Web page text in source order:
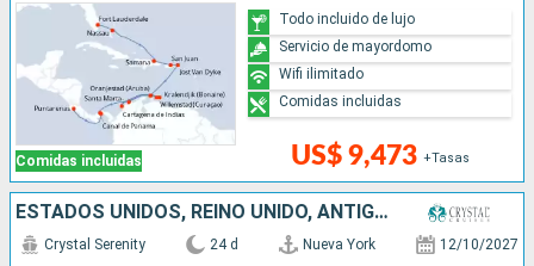
Comidas incluidas US$ 9,473 +Tasas
Todo incluido de lujo
Servicio de mayordomo
Wifi ilimitado
Comidas incluidas
ESTADOS UNIDOS, REINO UNIDO, ANTIGUA Y BARBUDA, FRANCIA, PUERTO RICO, SANTA LUCIA, TRINIDAD Y TOBAGO, BRASIL
Crystal Serenity 24 d Nueva York 12/10/2027